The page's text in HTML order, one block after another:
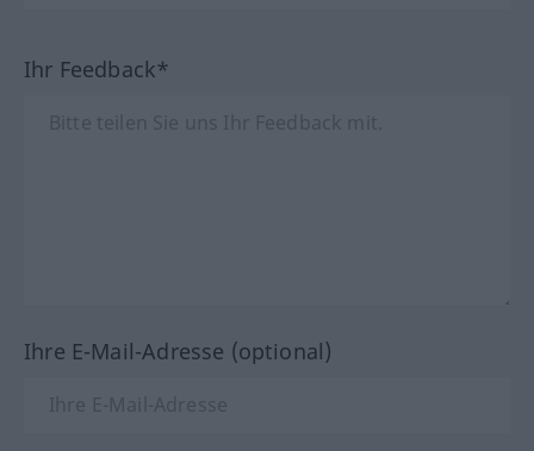
Ihr Feedback*
Ihre E-Mail-Adresse (optional)